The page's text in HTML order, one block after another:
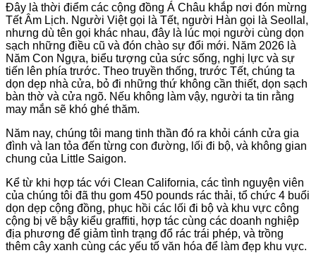
Đây là thời điểm các cộng đồng Á Châu khắp nơi đón mừng
Tết Âm Lịch. Người Việt gọi là Tết, người Hàn gọi là Seollal,
nhưng dù tên gọi khác nhau, đây là lúc mọi người cùng dọn
sạch những điều cũ và đón chào sự đổi mới. Năm 2026 là
Năm Con Ngựa, biểu tượng của sức sống, nghị lực và sự
tiến lên phía trước. Theo truyền thống, trước Tết, chúng ta
dọn dẹp nhà cửa, bỏ đi những thứ không cần thiết, dọn sạch
bàn thờ và cửa ngõ. Nếu không làm vậy, người ta tin rằng
may mắn sẽ khó ghé thăm.
Năm nay, chúng tôi mang tinh thần đó ra khỏi cánh cửa gia
đình và lan tỏa đến từng con đường, lối đi bộ, và không gian
chung của Little Saigon.
Kể từ khi hợp tác với Clean California, các tình nguyện viên
của chúng tôi đã thu gom 450 pounds rác thải, tổ chức 4 buổi
dọn dẹp cộng đồng, phục hồi các lối đi bộ và khu vực công
cộng bị vẽ bậy kiểu graffiti, hợp tác cùng các doanh nghiệp
địa phương để giảm tình trạng đổ rác trái phép, và trồng
thêm cây xanh cùng các yếu tố văn hóa để làm đẹp khu vực.